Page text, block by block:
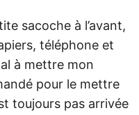
sacoche à l’avant,
téléphone et
à mettre mon
pour le mettre
toujours pas arrivée